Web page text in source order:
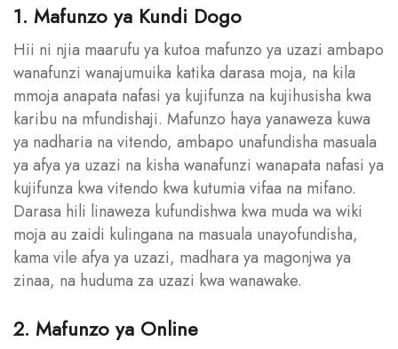
1. Mafunzo ya Kundi Dogo
Hii ni njia maarufu ya kutoa mafunzo ya uzazi ambapo
wanafunzi wanajumuika katika darasa moja, na kila
mmoja anapata nafasi ya kujifunza na kujihusisha kwa
karibu na mfundishaji. Mafunzo haya yanaweza kuwa
ya nadharia na vitendo, ambapo unafundisha masuala
ya afya ya uzazi na kisha wanafunzi wanapata nafasi ya
kujifunza kwa vitendo kwa kutumia vifaa na mifano.
Darasa hili linaweza kufundishwa kwa muda wa wiki
moja au zaidi kulingana na masuala unayofundisha,
kama vile afya ya uzazi, madhara ya magonjwa ya
zinaa, na huduma za uzazi kwa wanawake.
2. Mafunzo ya Online